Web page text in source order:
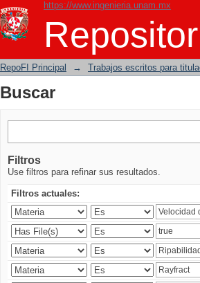
https://www.ingenieria.unam.mx
Buscar
RepoFI Principal → Trabajos escritos para
Buscar
Filtros
Use filtros para refinar sus resultados.
Filtros actuales: